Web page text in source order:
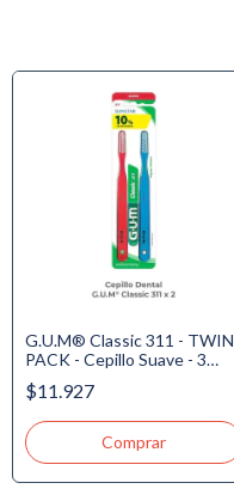
G.U.M® Classic 311 - TWIN
PACK - Cepillo Suave - 3
Hileras - Plano - Delgado. -
Precio Especial - 10% de Dto
$11.927